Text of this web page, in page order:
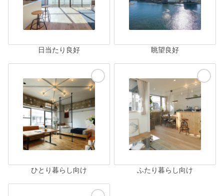
日当たり良好 眺望良好
ひとり暮らし向け ふたり暮らし向け